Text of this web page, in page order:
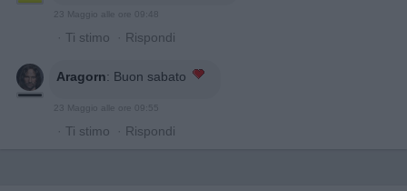
23 Maggio alle ore 09:48
· Ti stimo · Rispondi
Aragorn: Buon sabato
23 Maggio alle ore 09:55
· Ti stimo · Rispondi